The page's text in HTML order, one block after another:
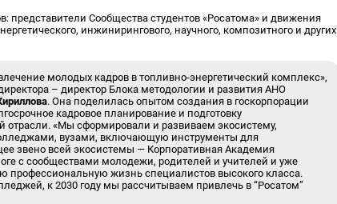
представители Сообщества студентов «Росатома» и движения
инжинирингового, научного, композитного и других
молодых кадров в топливно-энергетический комплекс»,
– директор Блока методологии и развития АНО
. Она поделилась опытом создания в госкорпорации
кадровое планирование и подготовку
«Мы сформировали и развиваем экосистему,
вузами, включающую инструменты для
звено всей экосистемы — Корпоративная Академия
с сообществами молодежи, родителей и учителей и уже
профессиональную жизнь специалистов высокого класса.
к 2030 году мы рассчитываем привлечь в “Росатом”